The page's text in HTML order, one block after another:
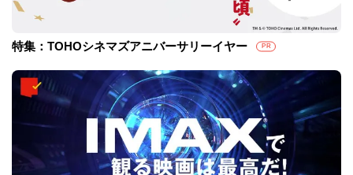
特集：TOHOシネマズアニバーサリーイヤー PR